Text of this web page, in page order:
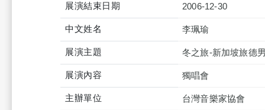
展演結束日期 2006-12-30
中文姓名 李珮瑜
展演主題 冬之旅-新加坡旅德
展演內容 獨唱會
主辦單位 台灣音樂家協會